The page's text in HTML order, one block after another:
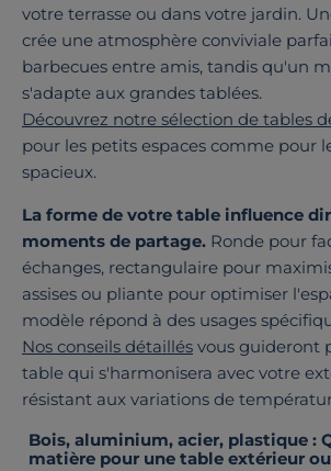
votre terrasse ou dans votre jardin.
crée une atmosphère conviviale
barbecues entre amis, tandis qu'un
s'adapte aux grandes tablées.
Découvrez notre sélection de tables
pour les petits espaces comme pour
spacieux.
La forme de votre table influence
moments de partage. Ronde pour
échanges, rectangulaire pour
assises ou pliante pour optimiser
modèle répond à des usages
Nos conseils détaillés vous guideront
table qui s'harmonisera avec votre
résistant aux variations de
Bois, aluminium, acier, plastique :
matière pour une table extérieur